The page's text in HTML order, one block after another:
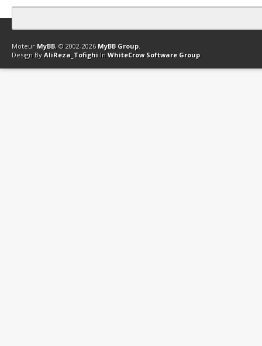
Contact Club Affiliation Retourner en haut Version bas-débit
Moteur MyBB, © 2002-2026 MyBB Group.
Design By AliReza_Tofighi In WhiteCrow Software Group.